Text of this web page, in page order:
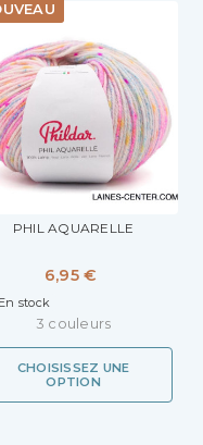
PHIL AQUARELLE
6,95 €
En stock
3 couleurs
CHOISISSEZ UNE
OPTION